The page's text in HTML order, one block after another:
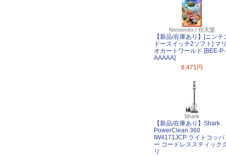
Nintendo / 任天堂
【新品/在庫あり】[ニンテ
ドースイッチ2ソフト] マ
オカートワールド [BEE-P-
AAAAA]
8,471円
Shark
【新品/在庫あり】Shark
PowerClean 360
IW4171JCP ライトコッパ
ー コードレススティック
リ